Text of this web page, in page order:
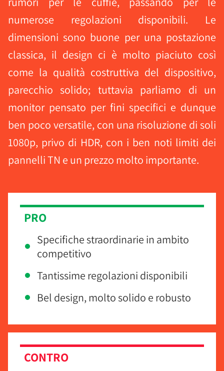
numerose regolazioni disponibili. Le
dimensioni sono buone per una postazione
classica, il design ci è molto piaciuto così
come la qualità costruttiva del dispositivo,
parecchio solido; tuttavia parliamo di un
monitor pensato per fini specifici e dunque
ben poco versatile, con una risoluzione di soli
1080p, privo di HDR, con i ben noti limiti dei
pannelli TN e un prezzo molto importante.
PRO
Specifiche straordinarie in ambito
competitivo
Tantissime regolazioni disponibili
Bel design, molto solido e robusto
CONTRO